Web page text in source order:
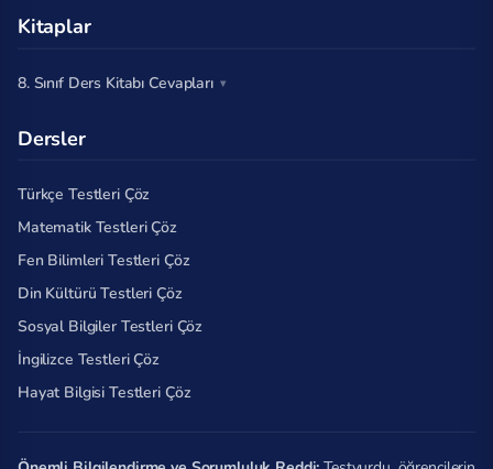
Kitaplar
8. Sınıf Ders Kitabı Cevapları
Dersler
Türkçe Testleri Çöz
Matematik Testleri Çöz
Fen Bilimleri Testleri Çöz
Din Kültürü Testleri Çöz
Sosyal Bilgiler Testleri Çöz
İngilizce Testleri Çöz
Hayat Bilgisi Testleri Çöz